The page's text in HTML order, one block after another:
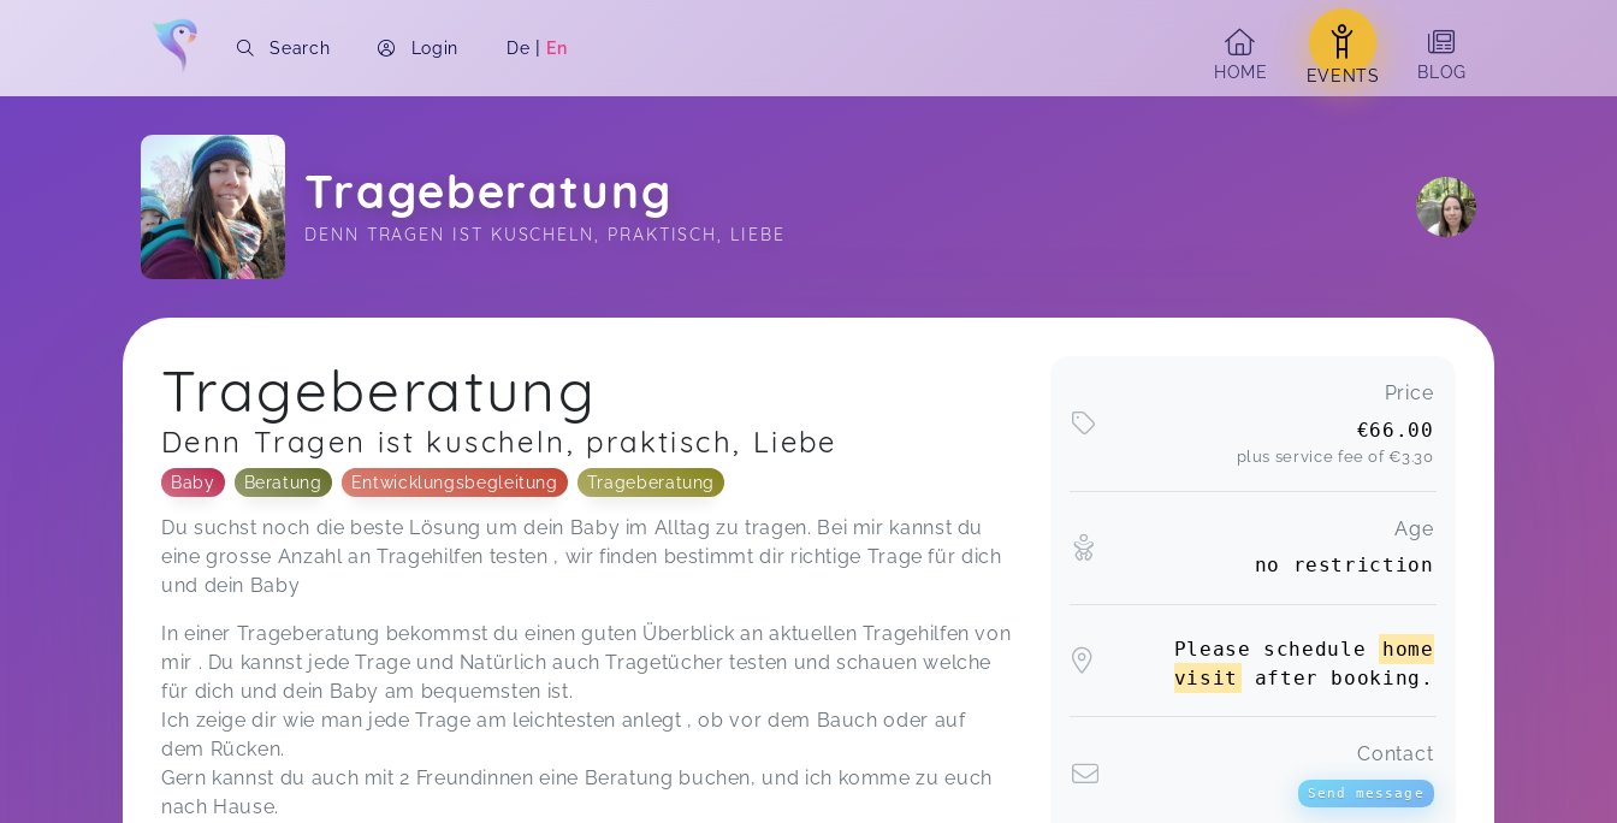
Search Login De | En
HOME
EVENTS BLOG
Trageberatung
DENN TRAGEN IST KUSCHELN, PRAKTISCH, LIEBE
Soon you will learn more about me here...
Trageberatung
Denn Tragen ist kuscheln, praktisch, Liebe
Baby Beratung Entwicklungsbegleitung Trageberatung
Du suchst noch die beste Lösung um dein Baby im Alltag zu tragen. Bei mir kannst du
eine grosse Anzahl an Tragehilfen testen , wir finden bestimmt dir richtige Trage für dich
und dein Baby
In einer Trageberatung bekommst du einen guten Überblick an aktuellen Tragehilfen von
mir . Du kannst jede Trage und Natürlich auch Tragetücher testen und schauen welche
für dich und dein Baby am bequemsten ist.
Ich zeige dir wie man jede Trage am leichtesten anlegt , ob vor dem Bauch oder auf
dem Rücken.
Gern kannst du auch mit 2 Freundinnen eine Beratung buchen, und ich komme zu euch
nach Hause.
Price
€66.00
plus service fee of€3.30
Age
no restriction
Please schedule
home
visit
after booking.
Contact
Send message